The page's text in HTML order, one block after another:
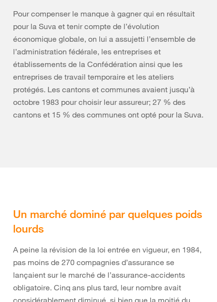
Pour compenser le manque à gagner qui en résultait
pour la Suva et tenir compte de l’évolution
économique globale, on lui a assujetti l’ensemble de
l’administration fédérale, les entreprises et
établissements de la Confédération ainsi que les
entreprises de travail temporaire et les ateliers
protégés. Les cantons et communes avaient jusqu’à
octobre 1983 pour choisir leur assureur; 27 % des
cantons et 15 % des communes ont opté pour la Suva.
Un marché dominé par quelques poids
lourds
A peine la révision de la loi entrée en vigueur, en 1984,
pas moins de 270 compagnies d’assurance se
lançaient sur le marché de l’assurance-accidents
obligatoire. Cinq ans plus tard, leur nombre avait
considérablement diminué, si bien que la moitié du